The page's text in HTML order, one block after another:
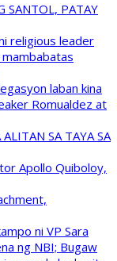
SANTOL, PATAY
religious leader
laban kina
Romualdez at
SA TAYA SA
Apollo Quiboloy,
ni VP Sara
ng NBI; Bugaw